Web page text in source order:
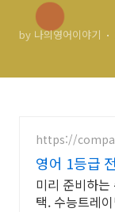
by 나의영어이야기
https://
영어 1등급
미리 준비하
택. 수능트레